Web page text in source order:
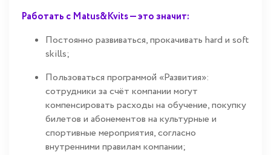
Работать с Matus&Kvits — это значит:
Постоянно развиваться, прокачивать hard и soft
skills;
Пользоваться программой «Развития»:
сотрудники за счёт компании могут
компенсировать расходы на обучение, покупку
билетов и абонементов на культурные и
спортивные мероприятия, согласно
внутренними правилам компании;